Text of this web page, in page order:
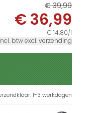
€ 39,99
€ 36,99
€ 14,80/l
btw excl. verzending
: 1-3 werkdagen